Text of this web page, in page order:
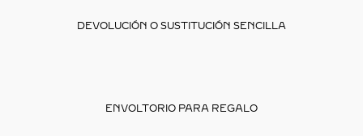
DEVOLUCIÓN O SUSTITUCIÓN SENCILLA
ENVOLTORIO PARA REGALO